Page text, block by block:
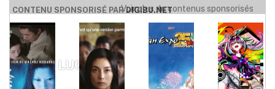
DE LA LUCE
CONTENU SPONSORISÉ PARDIGIBU.NET
Voir plus de contenus sponsorisés